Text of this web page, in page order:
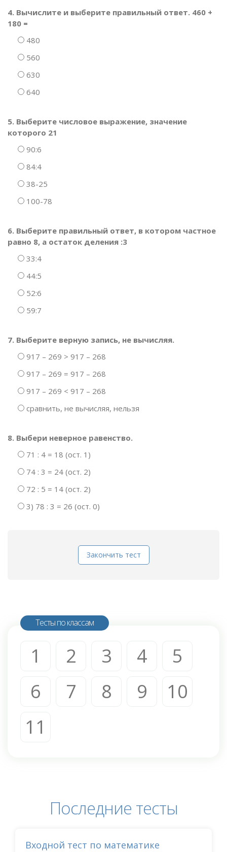
4. Вычислите и выберите правильный ответ. 460 +
180 =
480
560
630
640
5. Выберите числовое выражение, значение
которого 21
90:6
84:4
38-25
100-78
6. Выберите правильный ответ, в котором частное
равно 8, а остаток деления :3
33:4
44:5
52:6
59:7
7. Выберите верную запись, не вычисляя.
917 – 269 > 917 – 268
917 – 269 = 917 – 268
917 – 269 < 917 – 268
сравнить, не вычисляя, нельзя
8. Выбери неверное равенство.
71 : 4 = 18 (ост. 1)
74 : 3 = 24 (ост. 2)
72 : 5 = 14 (ост. 2)
3) 78 : 3 = 26 (ост. 0)
Закончить тест
Тесты по классам
1 2 3 4
5
6
7 8 9
10
11
Последние тесты
Входной тест по математике